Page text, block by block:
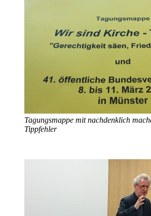
Tagungsmappe mit nachdenklich
Tippfehler